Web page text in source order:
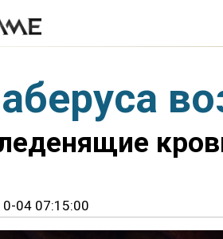
04 07:15:00